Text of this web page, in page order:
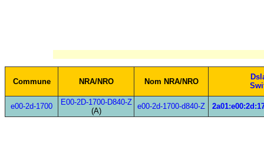
Commune NRA/NRO Nom NRA/NRO
e00-2d-1700
E00-2D-1700-D840-Z
(A)
e00-2d-1700-d840-Z